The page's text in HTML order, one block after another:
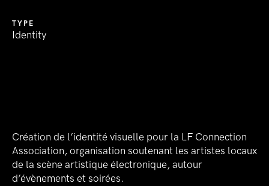
TYPE
Identity
Création de l’identité visuelle pour la LF Connection
Association, organisation soutenant les artistes locaux
de la scène artistique électronique, autour
d’évènements et soirées.